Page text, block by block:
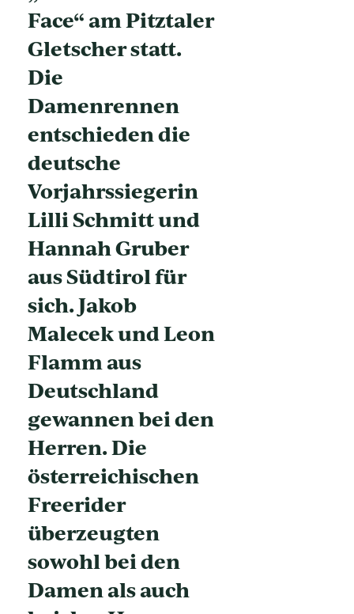
Face“ am Pitztaler
Gletscher statt.
Die
Damenrennen
entschieden die
deutsche
Vorjahrssiegerin
Lilli Schmitt und
Hannah Gruber
aus Südtirol für
sich. Jakob
Malecek und Leon
Flamm aus
Deutschland
gewannen bei den
Herren. Die
österreichischen
Freerider
überzeugten
sowohl bei den
Damen als auch